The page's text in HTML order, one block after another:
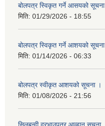
बोलपत्र स्विकृत गर्ने आसयको सूचना
मिति: 01/29/2026 - 18:55
बोलपत्र स्विकृत गर्ने आशयको सूचना
मिति: 01/14/2026 - 06:33
बोलपत्र स्वीकृत आशयको सूचना ।
मिति: 01/08/2026 - 21:56